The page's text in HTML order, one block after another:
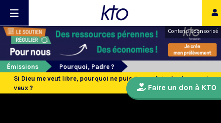
Contenu sponsorisé
Émissions
Pourquoi, Padre ?
Si Dieu me veut libre, pourquoi ne puis-je pas faire tout ce que je
veux ?
Faire un don à KTO